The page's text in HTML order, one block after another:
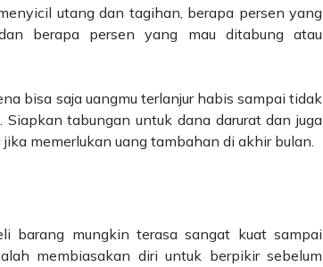
utang dan tagihan, berapa persen yang
berapa persen yang mau ditabung atau
bisa saja uangmu terlanjur habis sampai tidak
tabungan untuk dana darurat dan juga
memerlukan uang tambahan di akhir bulan.
barang mungkin terasa sangat kuat sampai
membiasakan diri untuk berpikir sebelum